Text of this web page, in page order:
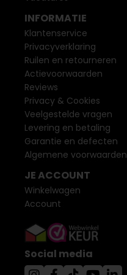
INFORMATIE
Klantenservice
Privacyverklaring
Ruilen en retourneren
Actievoorwaarden
Reviews
Privacy & Cookies
Veelgestelde vragen
Levering en betaling
Garantie en defecten
Algemene voorwaarden
JE ACCOUNT
Winkelwagen
Account
Social media